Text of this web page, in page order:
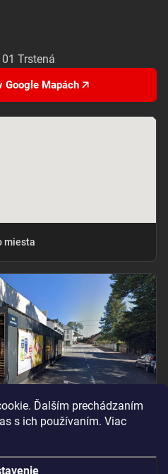
Ďalším prechádzaním
s ich používaním. Viac
Trstená
Google Mapách
miesta
– PRÍJEM TOVARU“